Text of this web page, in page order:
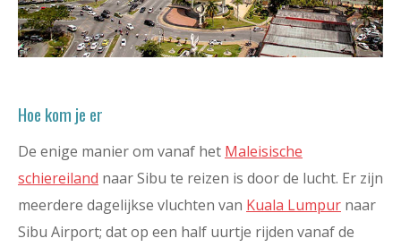
Hoe kom je er
De enige manier om vanaf het Maleisische
schiereiland naar Sibu te reizen is door de lucht. Er zijn
meerdere dagelijkse vluchten van Kuala Lumpur naar
Sibu Airport; dat op een half uurtje rijden vanaf de